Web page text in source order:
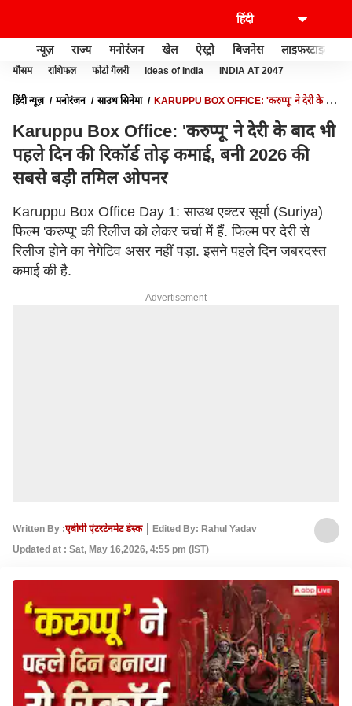
न्यूज़ राज्य मनोरंजन खेल ऐस्ट्रो बिजनेस लाइफस्टाइल
मौसम राशिफल फोटो गैलरी Ideas of India INDIA AT 2047
हिंदी न्यूज़ मनोरंजन साउथ सिनेमा
KARUPPU BOX OFFICE: 'करुप्पू' ने देरी के बाद
Karuppu Box Office: 'करुप्पू' ने देरी के बाद भी
पहले दिन की रिकॉर्ड तोड़ कमाई, बनी 2026 की
सबसे बड़ी तमिल ओपनर
Karuppu Box Office Day 1: साउथ एक्टर सूर्या (Suriya)
फिल्म 'करुप्पू' की रिलीज को लेकर चर्चा में हैं. फिल्म पर देरी से
रिलीज होने का नेगेटिव असर नहीं पड़ा. इसने पहले दिन जबरदस्त
कमाई की है.
Advertisement
Written By :एबीपी एंटरटेनमेंट डेस्क
Edited By: Rahul Yadav
Updated at : Sat, May 16,2026, 4:55 pm (IST)